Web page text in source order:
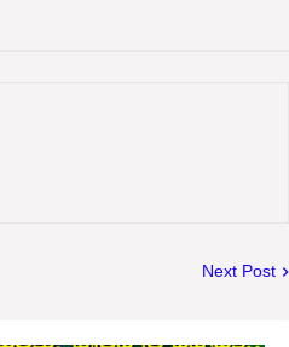
Next Post